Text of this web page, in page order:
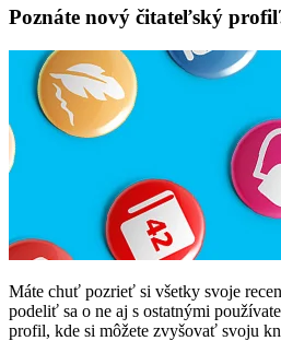
Poznáte nový čitateľský
Máte chuť pozrieť si všetky svoje
podeliť sa o ne aj s ostatnými
profil, kde si môžete zvyšovať svoju